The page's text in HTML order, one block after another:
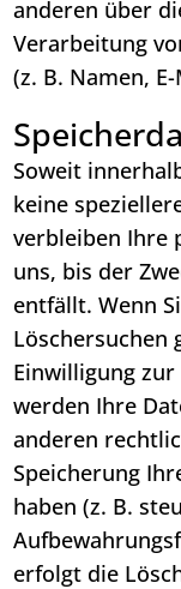
anderen über
Verarbeitung
(z. B. Namen,
Soweit
keine
verbleiben Ihre
uns, bis der
entfällt. Wenn
Löschersuchen
Einwilligung
werden Ihre
anderen
Speicherung
haben (z. B.
erfolgt die